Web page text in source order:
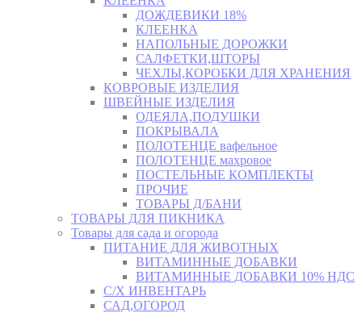
ДОЖДЕВИКИ 18%
КЛЕЕНКА
НАПОЛЬНЫЕ ДОРОЖКИ
САЛФЕТКИ,ШТОРЫ
ЧЕХЛЫ,КОРОБКИ ДЛЯ ХРАНЕНИЯ
КОВРОВЫЕ ИЗДЕЛИЯ
ШВЕЙНЫЕ ИЗДЕЛИЯ
ОДЕЯЛА,ПОДУШКИ
ПОКРЫВАЛА
ПОЛОТЕНЦЕ вафельное
ПОЛОТЕНЦЕ махровое
ПОСТЕЛЬНЫЕ КОМПЛЕКТЫ
ПРОЧИЕ
ТОВАРЫ Д/БАНИ
ТОВАРЫ ДЛЯ ПИКНИКА
Товары для сада и огорода
ПИТАНИЕ ДЛЯ ЖИВОТНЫХ
ВИТАМИННЫЕ ДОБАВКИ
ВИТАМИННЫЕ ДОБАВКИ 10% НДС
С/Х ИНВЕНТАРЬ
САД,ОГОРОД